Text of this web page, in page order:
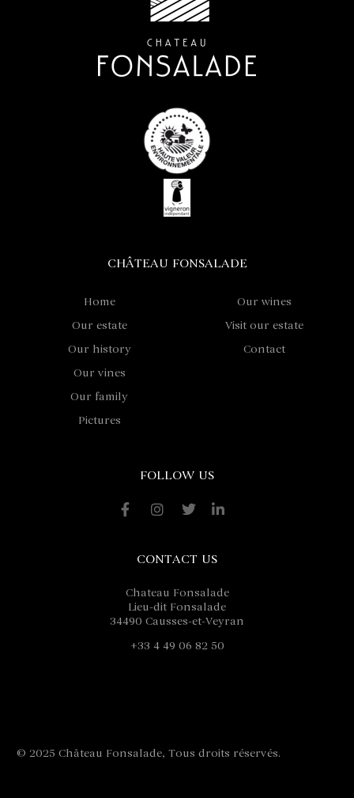
CHÂTEAU FONSALADE
Home
Our estate
Our history
Our vines
Our family
Pictures
Our wines
Visit our estate
Contact
FOLLOW US
CONTACT US
Chateau Fonsalade
Lieu-dit Fonsalade
34490 Causses-et-Veyran
+33 4 49 06 82 50
© 2025 Château Fonsalade, Tous droits réservés.